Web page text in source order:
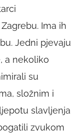
Ima ih
Jedni pjevaju
a nekoliko
su
složnim i
slavljenja
zvukom